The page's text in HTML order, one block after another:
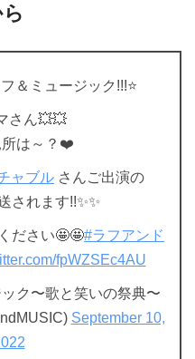
＆ミュージック!!!⭐️
さん💥💥
所は～？❤️
ャブル さんご出演の
されます!!✨✨
ださい🤩🤩#ラフアンド
fpWZSEc4AU
ク〜歌と笑いの祭典〜
September 10,